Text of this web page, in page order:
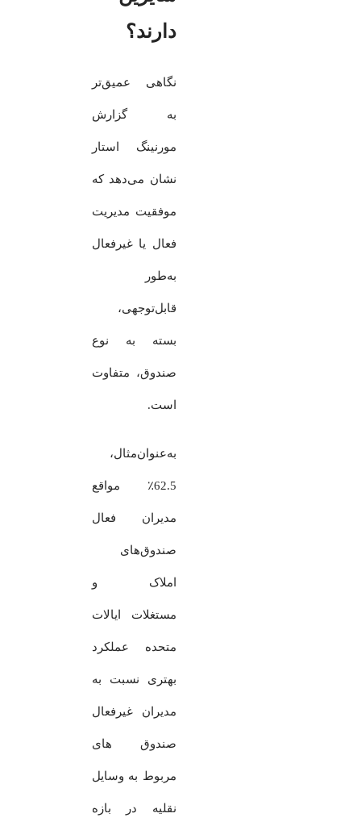
دارند؟
نگاهی عمیق‌تر
به گزارش
مورنینگ استار
نشان می‌دهد که
موفقیت مدیریت
فعال یا غیرفعال
به‌طور
قابل‌توجهی،
بسته به نوع
صندوق، متفاوت
است.
به‌عنوان‌مثال،
62.5٪ مواقع
مدیران فعال
صندوق‌های
املاک و
مستغلات ایالات
متحده عملکرد
بهتری نسبت به
مدیران غیرفعال
صندوق های
مربوط به وسایل
نقلیه در بازه